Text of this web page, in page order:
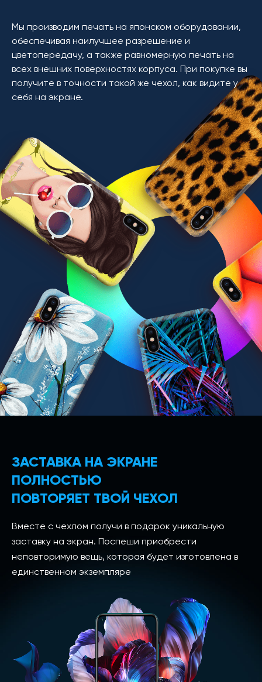
Мы производим печать на японском оборудовании,
обеспечивая наилучшее разрешение и
цветопередачу, а также равномерную печать на
всех внешних поверхностях корпуса. При покупке вы
получите в точности такой же чехол, как видите у
себя на экране.
ЗАСТАВКА НА ЭКРАНЕ
ПОЛНОСТЬЮ
ПОВТОРЯЕТ ТВОЙ ЧЕХОЛ
Вместе с чехлом получи в подарок уникальную
заставку на экран. Поспеши приобрести
неповторимую вещь, которая будет изготовлена в
единственном экземпляре